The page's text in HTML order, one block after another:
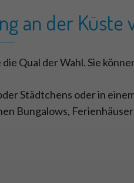
an der Küste
Qual der Wahl. Sie
Städtchens oder in
Bungalows,